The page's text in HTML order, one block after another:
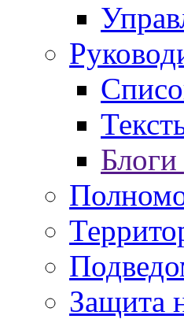
Блоги
Защита